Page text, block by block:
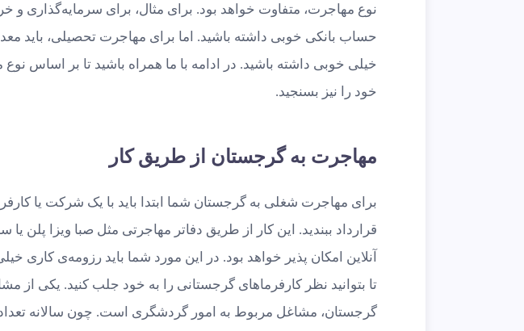
نوع مهاجرت، متفاوت خواهد بود. برای مثال، برای سرمایه‌گذاری و
حساب بانکی خوبی داشته باشید. اما برای مهاجرت تحصیلی، باید
خیلی خوبی داشته باشید. در ادامه با ما همراه باشید تا بر اساس
خود را نیز بسنجید.
مهاجرت به گرجستان از طریق کار
برای مهاجرت شغلی به گرجستان شما ابتدا باید با یک شرکت یا
قرارداد ببندید. این کار از طریق دفاتر مهاجرتی مثل صبا ویزا پلن
آنلاین امکان پذیر خواهد بود. در این مورد شما باید رزومه‌ی کاری
تا بتوانید نظر کارفرماهای گرجستانی را به خود جلب کنید. یکی از
گرجستان، مشاغل مربوط به امور گردشگری است. چون سالانه تعداد